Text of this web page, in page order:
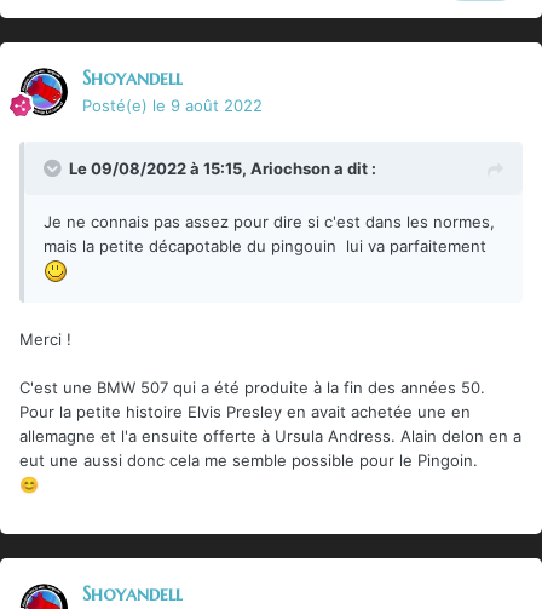
Shoyandell
Posté(e) le 9 août 2022
Le 09/08/2022 à 15:15, Ariochsona dit :
Je ne connais pas assez pour dire si c'est dans les normes,
mais la petite décapotable du pingouin lui va parfaitement
Merci !
C'est une BMW 507 qui a été produite à la fin des années 50.
Pour la petite histoire Elvis Presley en avait achetée une en
allemagne et l'a ensuite offerte à Ursula Andress. Alain delon en a
eut une aussi donc cela me semble possible pour le Pingoin.
😊
Shoyandell